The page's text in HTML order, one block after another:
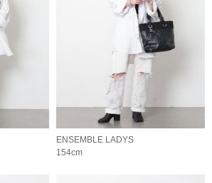
ENSEMBLE LADYS
154cm